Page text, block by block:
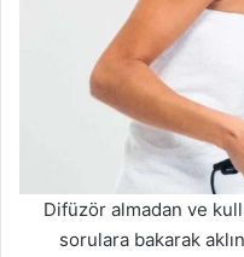
Difüzör almadan ve
sorulara bakarak